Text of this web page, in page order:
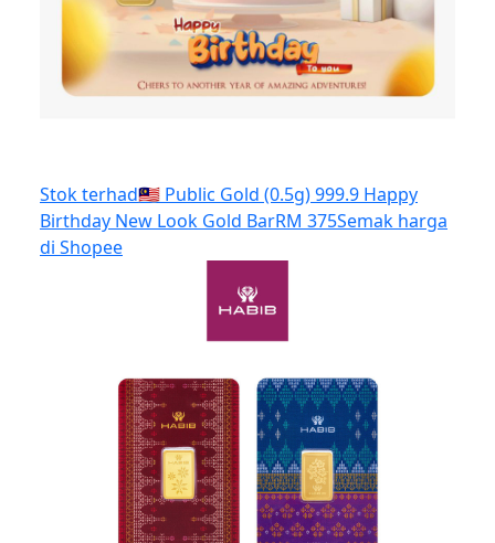
Stok terhad🇲🇾 Public Gold (0.5g) 999.9 Happy
Birthday New Look Gold BarRM 375Semak harga
di Shopee